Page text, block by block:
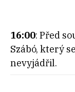
16:00: Před
Szábó, který
nevyjádřil.